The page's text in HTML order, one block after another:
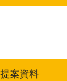
提案資料